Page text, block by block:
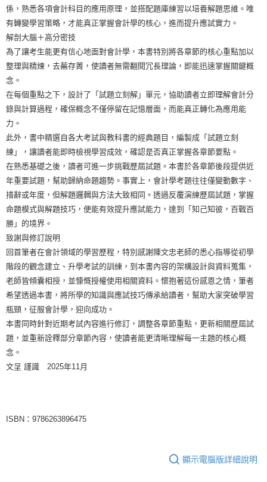
係，熟悉各項會計科目的應用原理，並搭配題庫練習以培養解題思維。唯
有轉變學習策略，才能真正掌握會計學的核心，進而提升應試實力。
解剖大腦＋高分密技
為了讓考生能更有信心地面對會計學，本書特別將各章節的核心重點加以
整理與精煉，去蕪存菁，使讀者無需翻閱冗長理論，即能迅速掌握關鍵概
念。
在每個重點之下，設計了「試題立刻解」單元，協助讀者立即理解會計分
錄與計算過程，確保概念不僅停留在記憶層面，而能真正轉化為應用能
力。
此外，書中精選自各大考試與教科書的經典題目，編製成「試題立刻
練」，讓讀者能即時檢視學習成效，確認是否真正掌握各章節要點。
在熟悉基礎之後，讀者可進一步挑戰歷屆試題。本書於各章節後段提供近
年重要試題，幫助歸納命題趨勢。事實上，會計學考題往往僅變動數字、
措辭或年度，但解題邏輯與方法大致相同。透過反覆演練歷屆試題，掌握
命題模式與解題技巧，便能有效提升應試能力，達到「知己知彼，百戰百
勝」的境界。
致謝與修訂說明
回首筆者在會計領域的學習歷程，特別感謝陳文忠老師的悉心指導從初學
階段的觀念建立、升學考試的訓練，到本書內容的架構設計與資料蒐集，
老師皆傾囊相授，並慷慨授權使用相關資料。懷抱著這份感恩之情，筆者
希望透過本書，將所學的知識與應試技巧傳承給讀者，幫助大家突破學習
瓶頸，征服會計學，迎向成功。
本書同時針對近期考試內容進行修訂，調整各章節重點，更新相關歷屆試
題，並重新詮釋部分章節內容，使讀者能更清晰理解每一主題的核心概
念。
文呈 謹識 2025年11月
ISBN：9786263896475
顯示電腦版詳細說明